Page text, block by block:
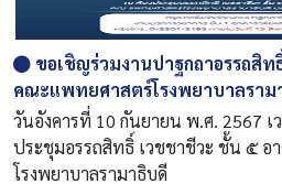
ขอเชิญร่วมงานปาฐกถาอรรถสิท
คณะแพทยศาสตร์โรงพยาบาลรา
วันอังคารที่ 10 กันยายน พ.ศ. 2567 เ
ประชุมอรรถสิทธิ์ เวชชาชีวะ ชั้น ๕
โรงพยาบาลรามาธิบดี